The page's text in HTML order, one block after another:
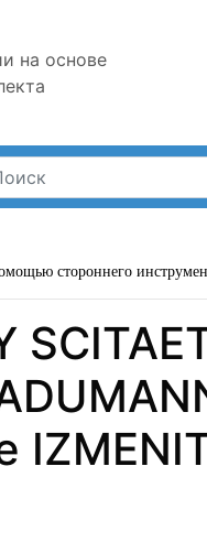
на основе
стороннего